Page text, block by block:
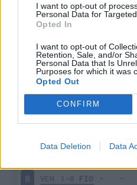
I want to opt-out of
Personal Data for
Opted In
I want to opt-out of
Retention, Sale, and/or
Personal Data that Is
Purposes for which it was
Opted Out
CONFIRM
Data Deletion Data
FIO 2-1 TOR
ATA 1-2 FIO
GEN 1-2 FIO
1-3 INT
6 UDI 0-1 FIO
FIO 1-2 NAP
8 VEN 1-0 FIO